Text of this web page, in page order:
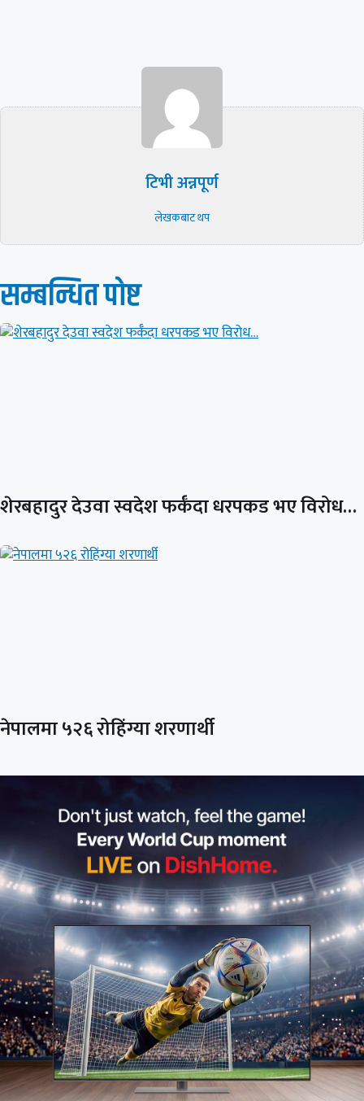
टिभी अन्नपूर्ण
लेखकबाट थप
सम्बन्धित पाेष्ट
शेरबहादुर देउवा स्वदेश फर्कँदा धरपकड भए विरोध…
नेपालमा ५२६ रोहिंग्या शरणार्थी